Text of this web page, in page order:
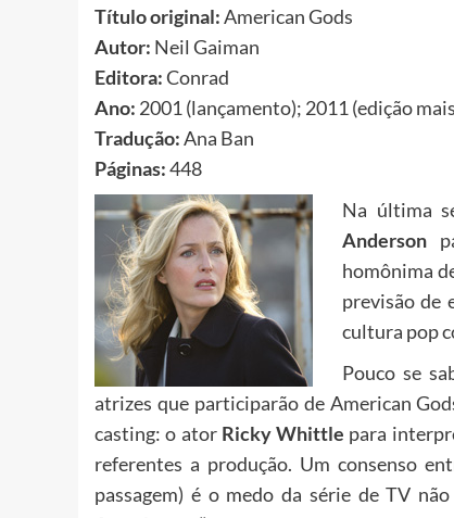
Título original:American Gods
Autor: Neil Gaiman
Editora:Conrad
Ano: 2001 (lançamento); 2011 (edição
Tradução:Ana Ban
Páginas:448
Na última
Anderson
homônima
previsão de
cultura pop
Pouco se
atrizes que participarão de American
casting: o ator Ricky Whittle para
referentes a produção. Um consenso
passagem) é o medo da série de TV